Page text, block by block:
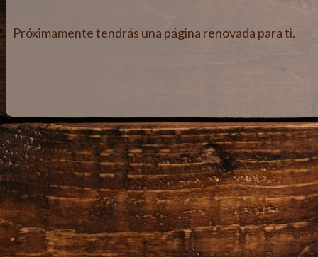
Próximamente tendrás una página renovada para ti.